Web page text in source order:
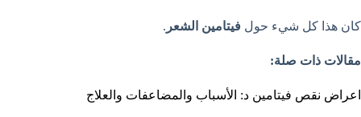
كان هذا كل شيء حول فيتامين الشعر .
مقالات ذات صلة:
اعراض نقص فيتامين د: الأسباب والمضاعفات والعلاج